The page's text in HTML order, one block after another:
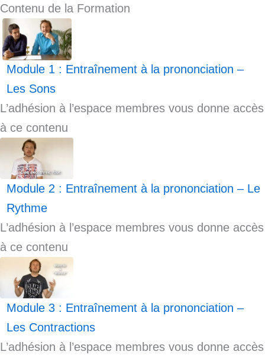
Contenu de la Formation
Module 1 : Entraînement à la prononciation –
Les Sons
L’adhésion à l’espace membres vous donne accès
à ce contenu
Module 2 : Entraînement à la prononciation – Le
Rythme
L’adhésion à l’espace membres vous donne accès
à ce contenu
Module 3 : Entraînement à la prononciation –
Les Contractions
L’adhésion à l’espace membres vous donne accès